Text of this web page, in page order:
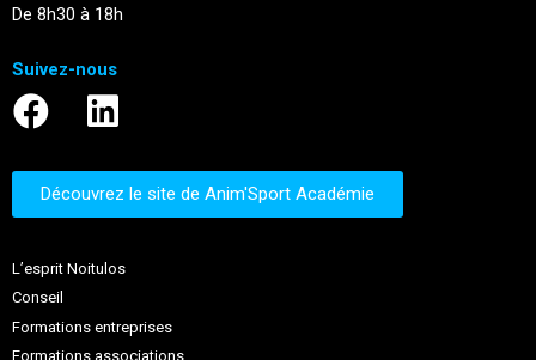
De 8h30 à 18h
Suivez-nous
Découvrez le site de Anim'Sport Académie
L’esprit Noitulos
Conseil
Formations entreprises
Formations associations